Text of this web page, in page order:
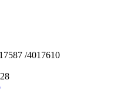
/4017610